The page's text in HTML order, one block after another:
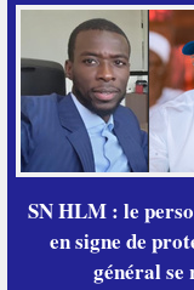
SN HLM : le
en signe de
général se